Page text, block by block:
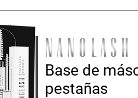
Base de
pestañas